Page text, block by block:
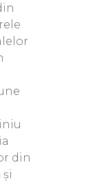
din